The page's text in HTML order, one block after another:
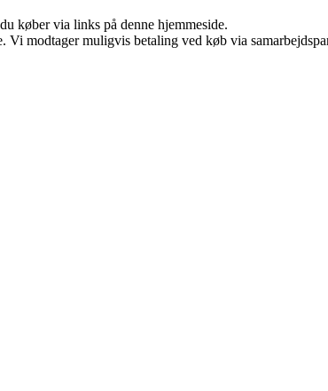
køber via links på denne hjemmeside.
modtager muligvis betaling ved køb via